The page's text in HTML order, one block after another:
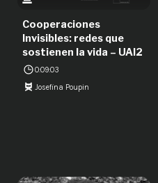
Cooperaciones
Invisibles: redes que
sostienen la vida – UAI2
0:09:03
Josefina Poupin